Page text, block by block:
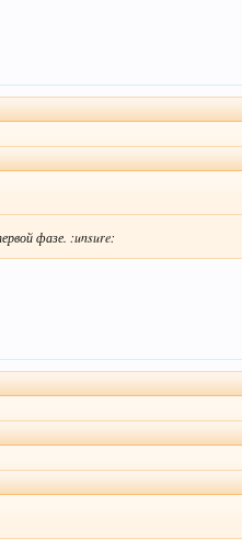
фазе. :unsure: